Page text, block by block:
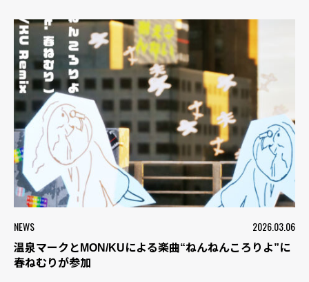
NEWS 2026.03.06
温泉マークとMON/KUによる楽曲“ねんねんころりよ”に
春ねむりが参加